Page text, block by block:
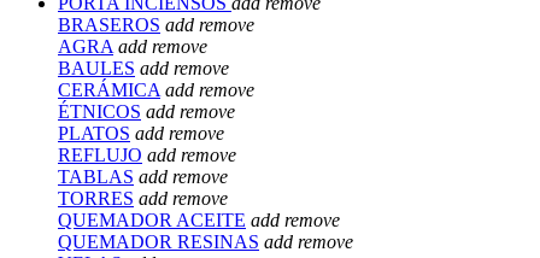
BRASEROS add remove
AGRA add remove
BAULES add remove
CERÁMICA add remove
ÉTNICOS add remove
PLATOS add remove
REFLUJO add remove
TABLAS add remove
TORRES add remove
QUEMADOR ACEITE add remove
QUEMADOR RESINAS add remove